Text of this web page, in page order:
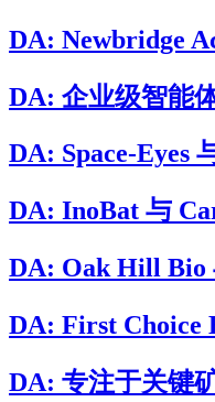
DA: Newbridge
DA: 企业级智能
DA: Space-Eyes
DA: InoBat 与
DA: Oak Hill Bio
DA: First Choice
DA: 专注于关键